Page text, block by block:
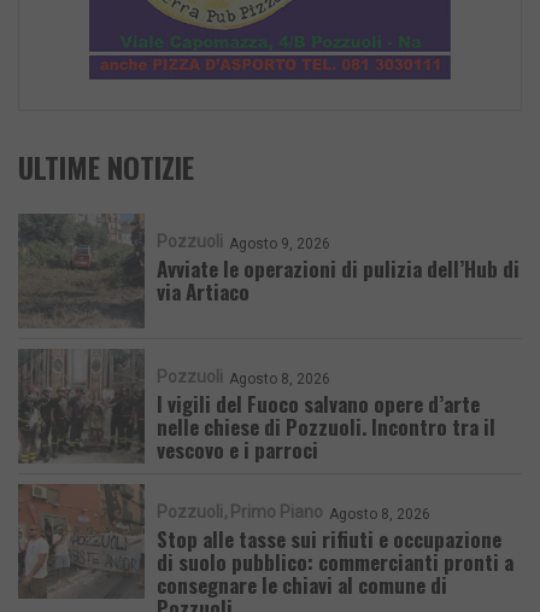
ULTIME NOTIZIE
Pozzuoli Agosto 9, 2026
Avviate le operazioni di pulizia dell’Hub di
via Artiaco
Pozzuoli Agosto 8, 2026
I vigili del Fuoco salvano opere d’arte
nelle chiese di Pozzuoli. Incontro tra il
vescovo e i parroci
Pozzuoli Primo Piano Agosto 8, 2026
Stop alle tasse sui rifiuti e occupazione
di suolo pubblico: commercianti pronti a
consegnare le chiavi al comune di